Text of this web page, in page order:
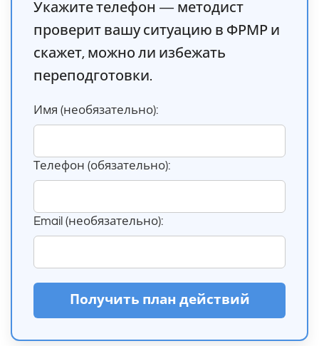
Укажите телефон — методист
проверит вашу ситуацию в ФРМР и
скажет, можно ли избежать
переподготовки.
Имя (необязательно):
Телефон (обязательно):
Email (необязательно):
Получить план действий